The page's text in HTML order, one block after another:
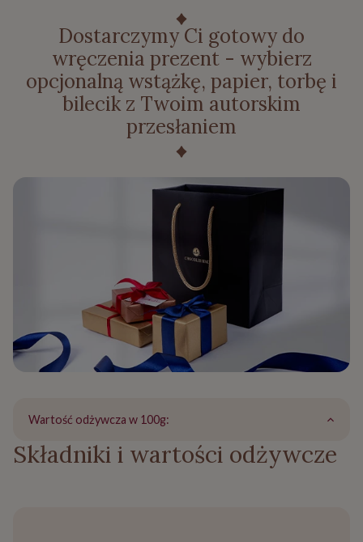
Dostarczymy Ci gotowy do
wręczenia prezent - wybierz
opcjonalną wstążkę, papier, torbę i
bilecik z Twoim autorskim
przesłaniem
Wartość odżywcza w 100g:
Składniki i wartości odżywcze